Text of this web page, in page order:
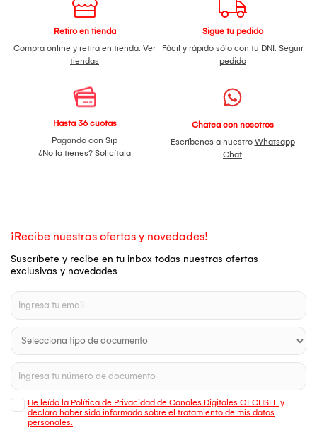
Retiro en tienda
Compra online y retira en tienda. Ver
tiendas
Sigue tu pedido
Fácil y rápido sólo con tu DNI. Seguir
pedido
Hasta 36 cuotas
Pagando con Sip
¿No la tienes? Solicítala
Chatea con nosotros
Escríbenos a nuestro Whatsapp
Chat
¡Recibe nuestras ofertas y novedades!
Suscríbete y recibe en tu inbox todas nuestras ofertas
exclusivas y novedades
He leído la Política de Privacidad de Canales Digitales OECHSLE y
declaro haber sido informado sobre el tratamiento de mis datos
personales.